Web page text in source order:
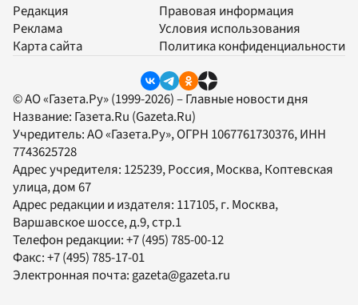
Редакция
Реклама
Карта сайта
Правовая информация
Условия использования
Политика конфиденциальности
© АО «Газета.Ру» (1999-2026) – Главные новости дня
Название: Газета.Ru (Gazeta.Ru)
Учредитель:АО «Газета.Ру», ОГРН 1067761730376, ИНН
7743625728
Адрес учредителя: 125239, Россия, Москва, Коптевская
улица, дом 67
Адрес редакции и издателя: 117105, г. Москва,
Варшавское шоссе, д.9, стр.1
Телефон редакции:+7 (495) 785-00-12
Факс:+7 (495) 785-17-01
Электронная почта:gazeta@gazeta.ru